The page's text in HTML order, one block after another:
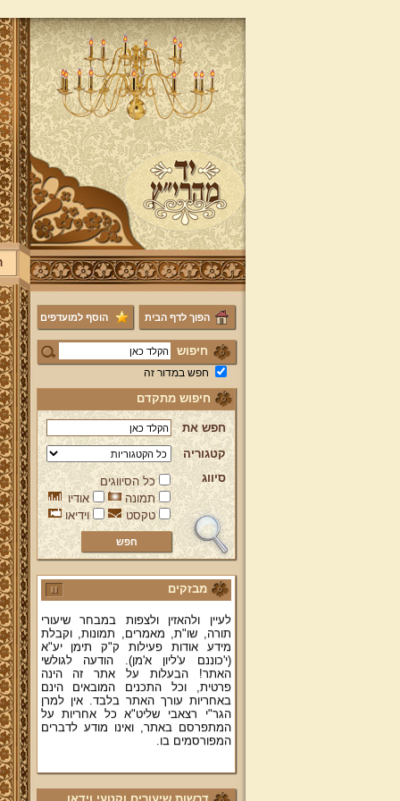
הפוך לדף הבית הוסף למועדפים
חיפוש
חפש במדור זה
חיפוש מתקדם
חפש את
קטגוריה
סיווג
כל הסיווגים
תמונה
אודיו
טקסט
וידיאו
מבזקים
ברוכים הבאים לאתר מהרי"ץ
יד מהרי"ץ - פורטל תורני למורשת יהדות
תימן, האתר הרשמי להנצחת מורשתו
של גאון רבני תימן ותפארתם מהרי"ץ
זצוק"ל. באתר תמצאו גם תכנים תורניים
והלכתיים רבים של מרן הגאון הרב יצחק
מחבר ספרי שלחן ערוך המקוצר ח"ח
ושו"ת עולת יצחק ג"ח ועוד, וכן תוכלו
תורה, שו"ת, מאמרים, תמונות, וקבלת
מידע אודות פעילות ק"ק תימן יע"א
(י'כוננם ע'ליון א'מן). הודעה לגולשי
האתר! הבעלות על אתר זה הינה
פרטית, וכל התכנים המובאים הינם
באחריות עורך האתר בלבד. אין למרן
הגר"י רצאבי שליט"א כל אחריות על
המתפרסם באתר, ואינו מודע לדברים
המפורסמים בו.
יע"א די בכל אתר ואתר